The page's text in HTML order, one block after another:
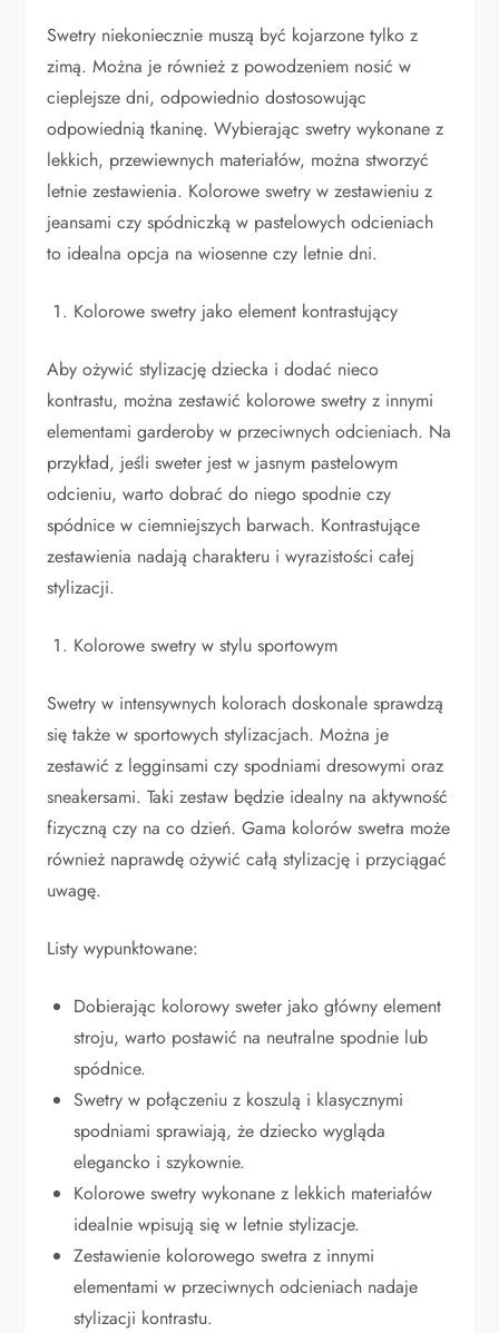
Swetry niekoniecznie muszą być kojarzone tylko z
zimą. Można je również z powodzeniem nosić w
cieplejsze dni, odpowiednio dostosowując
odpowiednią tkaninę. Wybierając swetry wykonane z
lekkich, przewiewnych materiałów, można stworzyć
letnie zestawienia. Kolorowe swetry w zestawieniu z
jeansami czy spódniczką w pastelowych odcieniach
to idealna opcja na wiosenne czy letnie dni.
Kolorowe swetry jako element kontrastujący
Aby ożywić stylizację dziecka i dodać nieco
kontrastu, można zestawić kolorowe swetry z innymi
elementami garderoby w przeciwnych odcieniach. Na
przykład, jeśli sweter jest w jasnym pastelowym
odcieniu, warto dobrać do niego spodnie czy
spódnice w ciemniejszych barwach. Kontrastujące
zestawienia nadają charakteru i wyrazistości całej
stylizacji.
Kolorowe swetry w stylu sportowym
Swetry w intensywnych kolorach doskonale sprawdzą
się także w sportowych stylizacjach. Można je
zestawić z legginsami czy spodniami dresowymi oraz
sneakersami. Taki zestaw będzie idealny na aktywność
fizyczną czy na co dzień. Gama kolorów swetra może
również naprawdę ożywić całą stylizację i przyciągać
uwagę.
Listy wypunktowane:
Dobierając kolorowy sweter jako główny element
stroju, warto postawić na neutralne spodnie lub
spódnice.
Swetry w połączeniu z koszulą i klasycznymi
spodniami sprawiają, że dziecko wygląda
elegancko i szykownie.
Kolorowe swetry wykonane z lekkich materiałów
idealnie wpisują się w letnie stylizacje.
Zestawienie kolorowego swetra z innymi
elementami w przeciwnych odcieniach nadaje
stylizacji kontrastu.